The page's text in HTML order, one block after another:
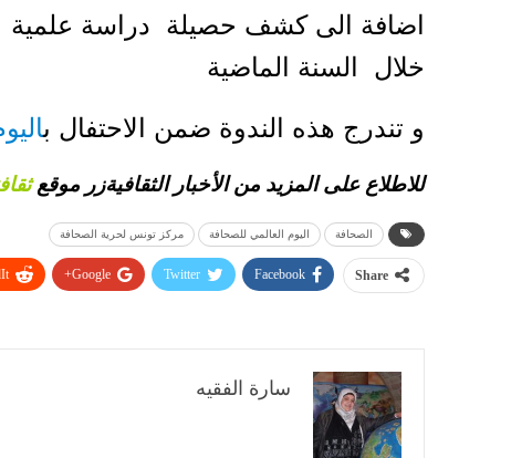
اضافة الى كشف حصيلة دراسة علمية
خلال السنة الماضية
و تندرج هذه الندوة ضمن الاحتفال ب
للاطلاع على المزيد من الأخبار الثقافيةزر موقع
الصحافة اليوم العالمي للصحافة مركز تونس لحرية الصحافة
Share
Facebook
Twitter
Google+
سارة الفقيه